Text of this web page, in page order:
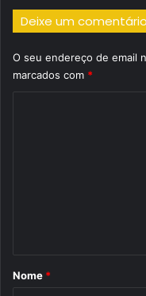
Deixe um comentário
O seu endereço de email
marcados com *
rNome *